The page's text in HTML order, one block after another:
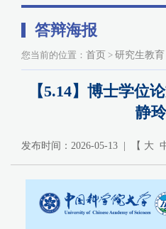
答辩海报
您当前的位置： 首页 > 研究生教育
【5.14】博士学位
静玲
发布时间：2026-05-13 | 【 大